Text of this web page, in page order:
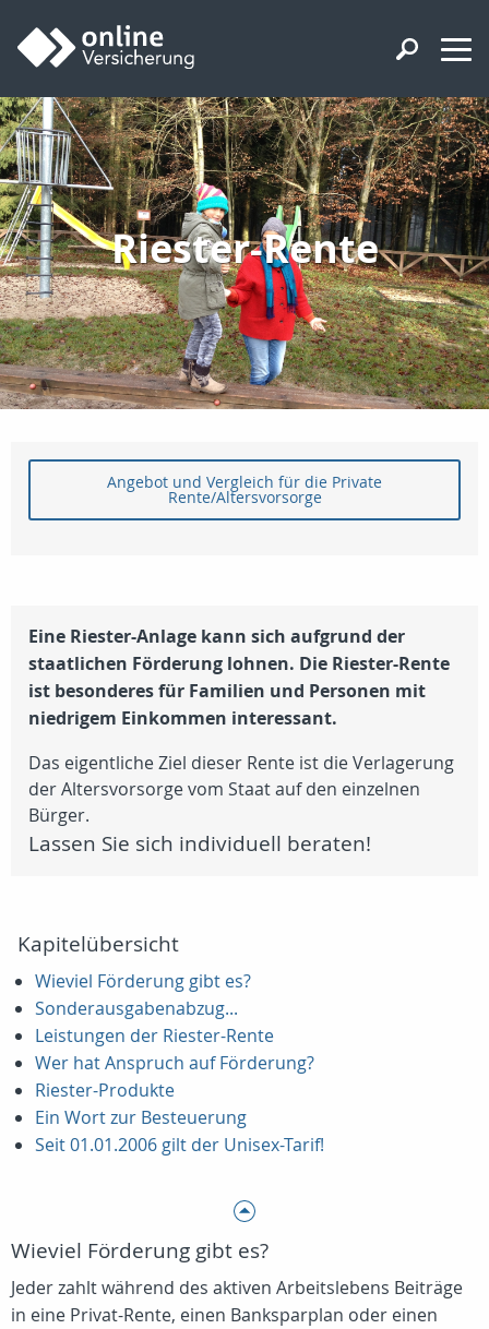
Riester-Rente
Angebot und Vergleich für die Private
Rente/Altersvorsorge
Eine Riester-Anlage kann sich aufgrund der
staatlichen Förderung lohnen. Die Riester-Rente
ist besonderes für Familien und Personen mit
niedrigem Einkommen interessant.
Das eigentliche Ziel dieser Rente ist die Verlagerung
der Altersvorsorge vom Staat auf den einzelnen
Bürger.
Lassen Sie sich individuell beraten!
Kapitelübersicht
Wieviel Förderung gibt es?
Sonderausgabenabzug...
Leistungen der Riester-Rente
Wer hat Anspruch auf Förderung?
Riester-Produkte
Ein Wort zur Besteuerung
Seit 01.01.2006 gilt der Unisex-Tarif!
Wieviel Förderung gibt es?
Jeder zahlt während des aktiven Arbeitslebens Beiträge
in eine Privat-Rente, einen Banksparplan oder einen